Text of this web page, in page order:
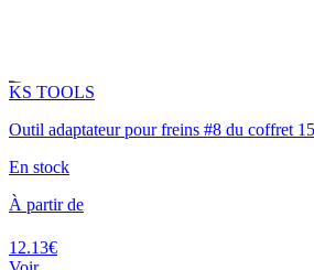
KS TOOLS
Outil adaptateur pour freins #8 du coffret
En stock
À partir de
12.13€